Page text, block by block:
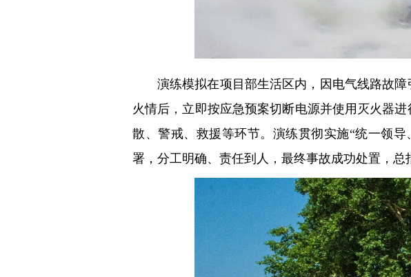
演练模拟在项目部生活区内，因电气线路故
火情后，立即按应急预案切断电源并使用灭火器
散、警戒、救援等环节。演练贯彻实施“统一领
署，分工明确、责任到人，最终事故成功处置，总